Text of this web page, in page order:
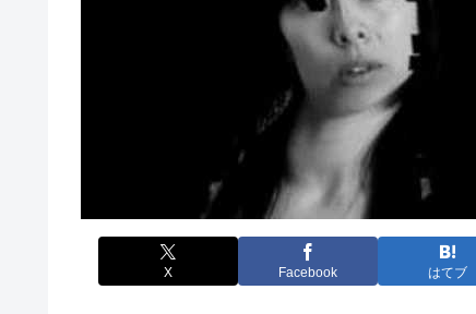
X Facebook はてブ